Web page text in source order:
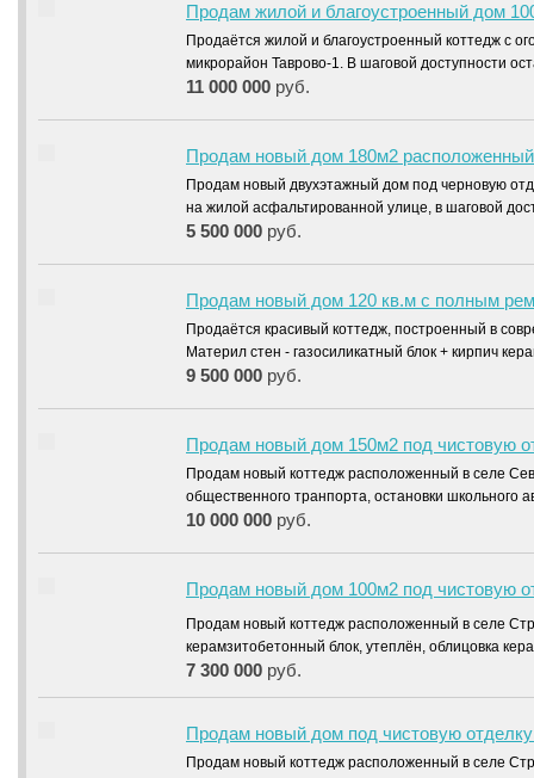
Продам жилой и благоустроенный дом
Продаётся жилой и благоустроенный коттедж с
микрорайон Таврово-1. В шаговой доступности
11 000 000 руб.
Продам новый дом 180м2
Продам новый двухэтажный дом под черновую
на жилой асфальтированной улице, в шаговой
5 500 000 руб.
Продам новый дом 120 кв.м с полным
Продаётся красивый коттедж, построенный в
Материл стен - газосиликатный блок + кирпич
9 500 000 руб.
Продам новый дом 150м2 под чистовую
Продам новый коттедж расположенный в селе
общественного транпорта, остановки школьного
10 000 000 руб.
Продам новый дом 100м2 под чистовую
Продам новый коттедж расположенный в селе
керамзитобетонный блок, утеплён, облицовка
7 300 000 руб.
Продам новый дом под чистовую
Продам новый коттедж расположенный в селе